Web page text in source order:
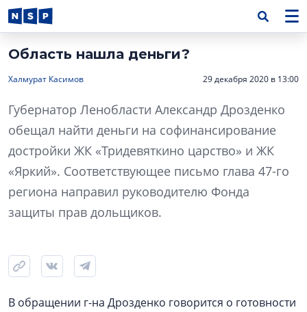
Область нашла деньги?
Халмурат Касимов 29 декабря 2020 в 13:00
Губернатор Ленобласти Александр Дрозденко
обещал найти деньги на софинансирование
достройки ЖК «Тридевяткино царство» и ЖК
«Яркий». Соответствующее письмо глава 47-го
региона направил руководителю Фонда
защиты прав дольщиков.
В обращении г-на Дрозденко говорится о готовности